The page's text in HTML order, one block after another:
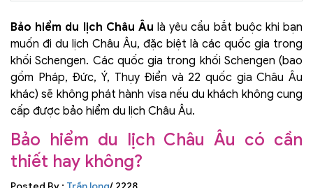
Bảo hiểm du lịch Châu Âu là yêu cầu bắt buộc khi bạn
muốn đi du lịch Châu Âu, đặc biệt là các quốc gia trong
khối Schengen. Các quốc gia trong khối Schengen (bao
gồm Pháp, Đức, Ý, Thụy Điển và 22 quốc gia Châu Âu
khác) sẽ không phát hành visa nếu du khách không cung
cấp được bảo hiểm du lịch Châu Âu.
Bảo hiểm du lịch Châu Âu có cần
thiết hay không?